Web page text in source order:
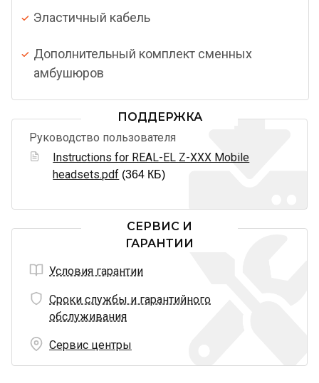
Эластичный кабель
Дополнительный комплект сменных
амбушюров
ПОДДЕРЖКА
Руководство пользователя
Instructions for REAL-EL Z-XXX Mobile
headsets.pdf (364 КБ)
СЕРВИС И
ГАРАНТИИ
Условия гарантии
Сроки службы и гарантийного
обслуживания
Сервис центры